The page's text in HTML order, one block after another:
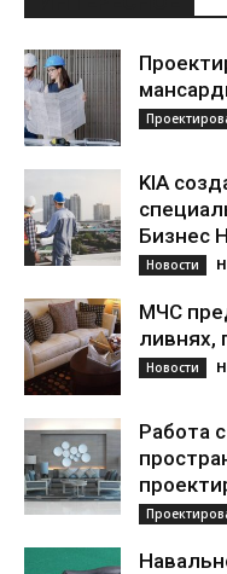
KIA
Бизнес
Новости
МЧС
ливнях,
Новости
Работа